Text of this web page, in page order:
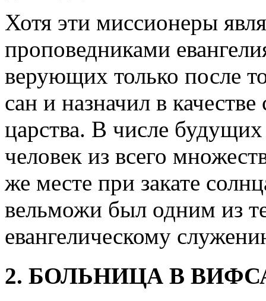
Хотя эти миссионеры
проповедниками
верующих только после
сан и назначил в
царства. В числе
человек из всего
же месте при закате
вельможи был одним из
евангелическому
2. БОЛЬНИЦА В